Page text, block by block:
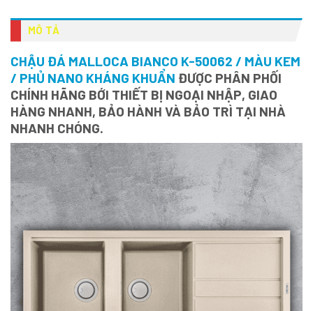
MÔ TẢ
CHẬU ĐÁ MALLOCA BIANCO K-50062 / MÀU KEM
/ PHỦ NANO KHÁNG KHUẨN ĐƯỢC PHÂN PHỐI
CHÍNH HÃNG BỚI THIẾT BỊ NGOẠI NHẬP, GIAO
HÀNG NHANH, BẢO HÀNH VÀ BẢO TRÌ TẠI NHÀ
NHANH CHÓNG.